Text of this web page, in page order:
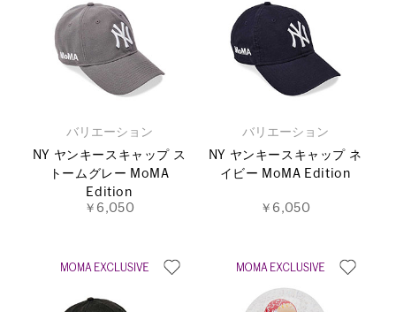
バリエーション
NY ヤンキースキャップ ス
トームグレー MoMA
Edition
￥6,050
バリエーション
NY ヤンキースキャップ ネ
イビー MoMA Edition
￥6,050